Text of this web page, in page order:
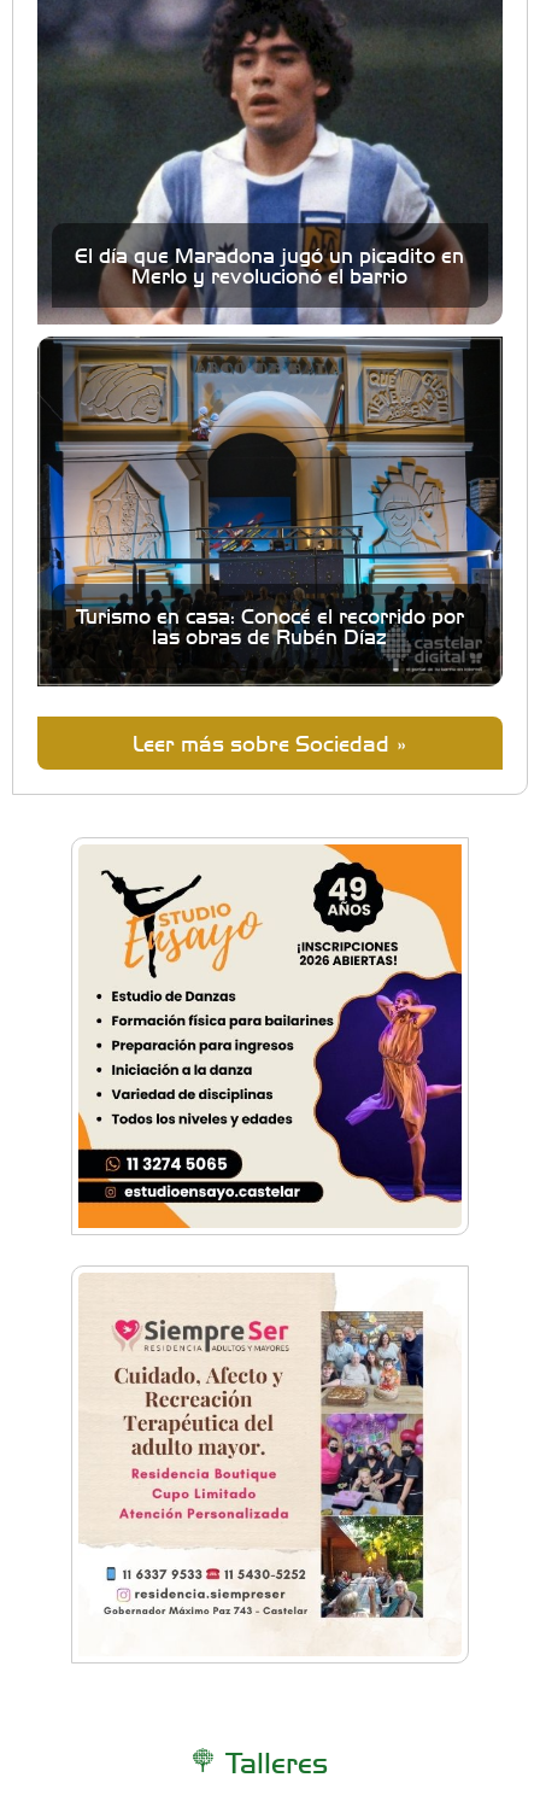
El día que Maradona jugó un picadito en
Merlo y revolucionó el barrio
Turismo en casa: Conocé el recorrido por
las obras de Rubén Díaz
Leer más sobre Sociedad »
Talleres